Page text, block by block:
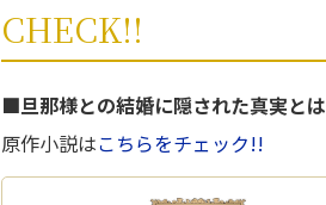
CHECK!!
■旦那様との結婚に隠された真実とは――
原作小説はこちらをチェック!!